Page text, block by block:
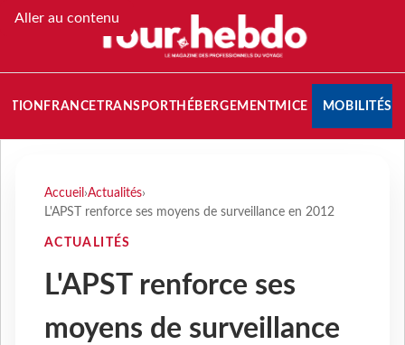
Aller au contenu
FRANCETRANSPORT HÉBERGEMENTMICE MOBILITÉS
Accueil ›Actualités›
L'APST renforce ses moyens de surveillance en 2012
ACTUALITÉS
L'APST renforce ses
moyens de surveillance